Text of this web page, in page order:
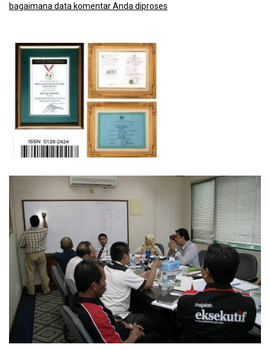
bagaimana data komentar Anda diproses